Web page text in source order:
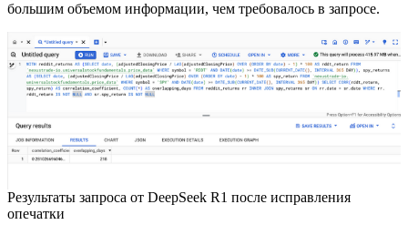
большим объемом информации, чем требовалось в запросе.
Результаты запроса от DeepSeek R1 после исправления
опечатки